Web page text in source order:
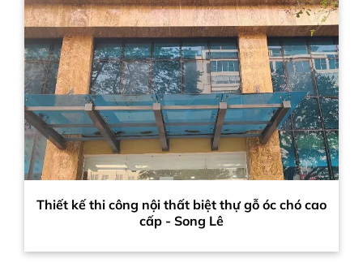
Thiết kế thi công nội thất biệt thự gỗ óc chó cao
cấp - Song Lê